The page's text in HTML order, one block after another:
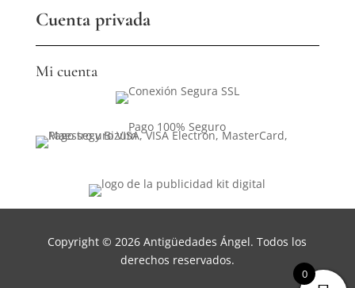
Cuenta privada
Mi cuenta
Pago 100% Seguro
Copyright © 2026 Antigüedades Ángel. Todos los
derechos reservados.
0